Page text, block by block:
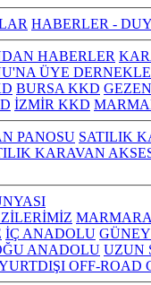
HABERLER -
HABERLER
ÜYE
BURSA KKD
İZMİR KKD
PANOSU SATILIK
KARAVAN
MARMARA
İÇ ANADOLU
ANADOLU UZUN
OFF-ROAD